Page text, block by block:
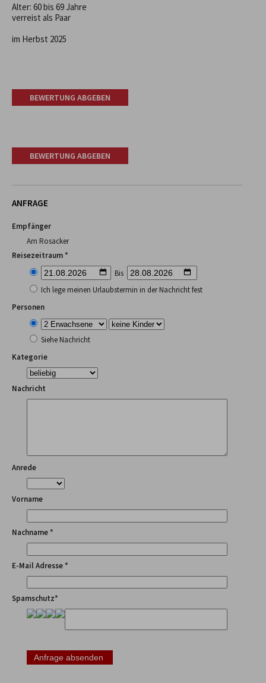
Alter: 60 bis 69 Jahre
verreist als Paar
im Herbst 2025
BEWERTUNG ABGEBEN
BEWERTUNG ABGEBEN
ANFRAGE
Empfänger
Am Rosacker
Reisezeitraum *
Bis
Ich lege meinen Urlaubstermin in der Nachricht fest
Personen
Siehe Nachricht
Kategorie
Nachricht
Anrede
Vorname
Nachname *
E-Mail Adresse *
Spamschutz*